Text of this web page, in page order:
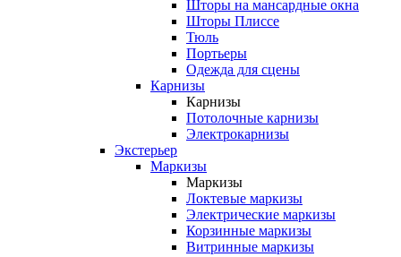
Шторы на мансардные окна
Шторы Плиссе
Тюль
Портьеры
Одежда для сцены
Карнизы
Карнизы
Потолочные карнизы
Электрокарнизы
Экстерьер
Маркизы
Маркизы
Локтевые маркизы
Электрические маркизы
Корзинные маркизы
Витринные маркизы